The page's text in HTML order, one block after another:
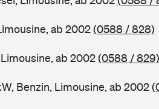
ab 2002(0588 / 828)
ab 2002(0588 / 829)
Benzin, Limousine, ab 2002